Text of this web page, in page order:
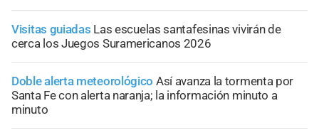
Visitas guiadas Las escuelas santafesinas vivirán de
cerca los Juegos Suramericanos 2026
Doble alerta meteorológico Así avanza la tormenta por
Santa Fe con alerta naranja; la información minuto a
minuto